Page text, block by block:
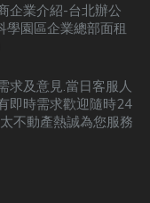
企業介紹-台北辦公
學園區企業總部面租
求及意見.當日客服人
即時需求歡迎隨時24
不動產熱誠為您服務